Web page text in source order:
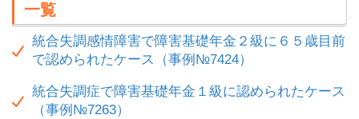
一覧
統合失調感情障害で障害基礎年金２級に６５歳目前
で認められたケース（事例№7424）
統合失調症で障害基礎年金１級に認められたケース
（事例№7263）